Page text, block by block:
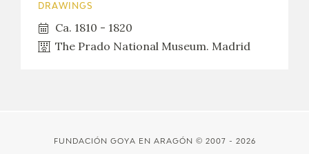
DRAWINGS
Ca. 1810 - 1820
The Prado National Museum. Madrid
FUNDACIÓN GOYA EN ARAGÓN © 2007 - 2026